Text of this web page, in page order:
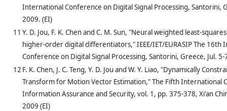
International Conference on Digital Signal Processing, Santorini,
2009. (EI)
11 Y. D. Jou, F. K. Chen and C. M. Sun, "Neural weighted least-
higher-order digital differentiators," IEEE/IET/EURASIP The 16th
Conference on Digital Signal Processing, Santorini, Greece, Jul. 5-
12 F. K. Chen, J. C. Teng, Y. D. Jou and W. Y. Liao, "Dynamically
Transform for Motion Vector Estimation," The Fifth International
Information Assurance and Security, vol. 1, pp. 375-378, Xi'an
2009 (EI)